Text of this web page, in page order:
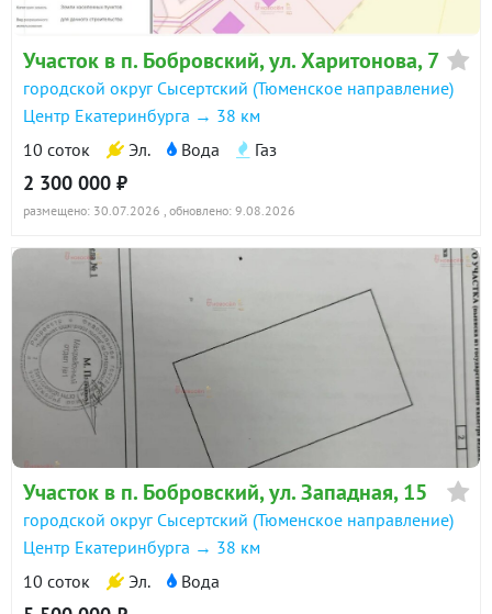
Участок в п. Бобровский, ул. Харитонова, 7
городской округ Сысертский (Тюменское направление)
Центр Екатеринбурга → 38 км
10 соток
Эл. Вода Газ
2 300 000 ₽
размещено: 30.07.2026 , обновлено: 9.08.2026
Участок в п. Бобровский, ул. Западная, 15
городской округ Сысертский (Тюменское направление)
Центр Екатеринбурга → 38 км
10 соток
Эл. Вода